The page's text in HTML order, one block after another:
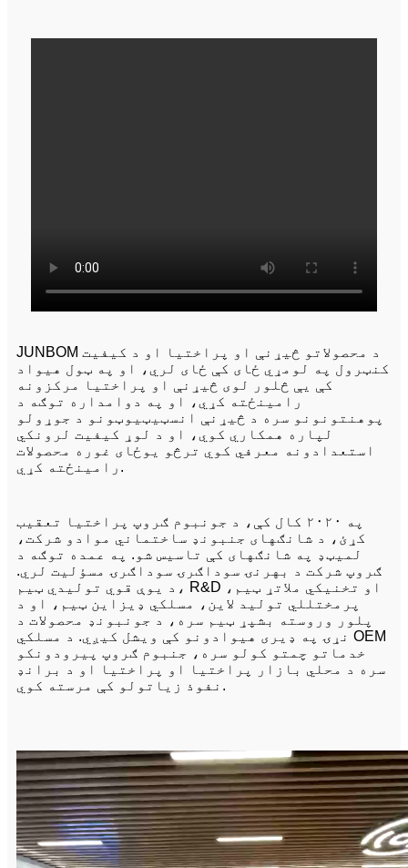
JUNBOM د محصولاتو څیړنې او پراختیا او د کیفیت
کنټرول په لومړي ځای کې ځای لري، او په ټول هیواد
کې یې څلور لوی څیړنې او پراختیا مرکزونه
رامینځته کړي، او په دوامداره توګه د
پوهنتونونو سره د څیړنې انسټیټیوټونو د جوړولو
لپاره همکاري کوي، او د لوړ کیفیت لرونکي
استعدادونه معرفي کوي ترڅو یوځای غوره محصولات
رامینځته کړي.
په ۲۰۲۰ کال کې، د جونبوم ګروپ پراختیا تعقیب
کړئ، د شانګهای جنبونډ ساختماني موادو شرکت،
لمیټډ په شانګهای کې تاسیس شو. په عمده توګه د
ګروپ شرکت د بهرنۍ سوداګرۍ سوداګرۍ مسؤلیت لري.
د یوې قوي تولیدي ټیم، R&D او تخنیکي ملاتړ ټیم،
پرمختللي تولید لاین، مسلکي ډیزاین ټیم، او د
پلور وروسته بشپړ ټیم سره، د جونبونډ محصولات د
نړۍ په ډیری هیوادونو کې ویشل کیږي. د مسلکي OEM
خدماتو چمتو کولو سره، جنبوم ګروپ پیرودونکو
سره د محلي بازار پراختیا او پراختیا او د برانډ
نفوذ زیاتولو کې مرسته کوي.